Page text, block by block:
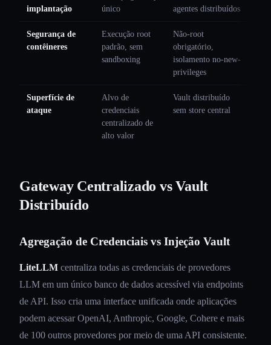
implantação
único
agentes distribuídos
Segurança de
contêineres
Execução root
padrão, sem
sandboxing
Não-root
obrigatório,
isolamento no-new-
privileges
Superfície de
ataque
Alvo de
credenciais
centralizado de
alto valor
Vault distribuído
sem store central
Gateway Centralizado vs Vault
Distribuído
Agregação de Credenciais vs Injeção Vault
LiteLLM centraliza todas as credenciais de provedores
LLM em um único banco de dados acessível via endpoints
de API. Isso cria uma interface unificada onde aplicações
podem acessar OpenAI, Anthropic, Google, Cohere e mais
de 100 outros provedores por meio de uma API consistente.